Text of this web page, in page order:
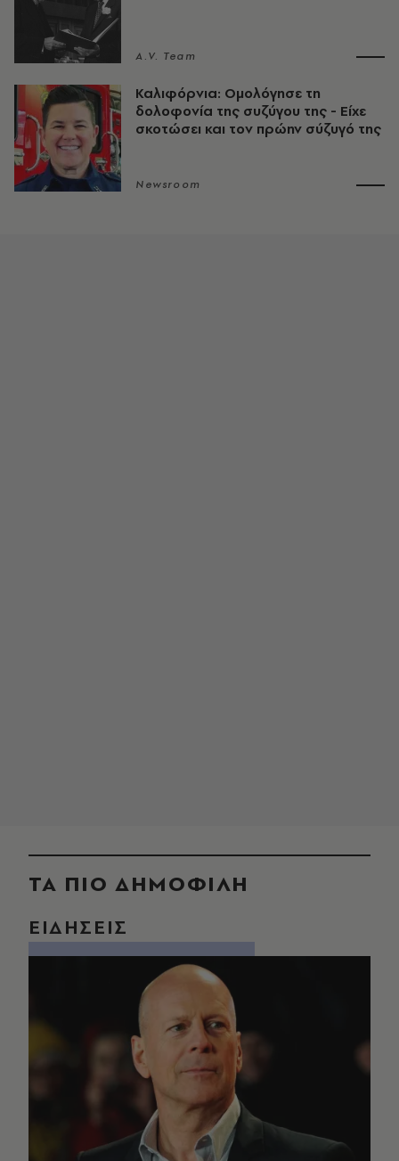
A.V. Team
Καλιφόρνια: Ομολόγησε τη
δολοφονία της συζύγου της - Είχε
σκοτώσει και τον πρώην σύζυγό της
Newsroom
ΤΑ ΠΙΟ ΔΗΜΟΦΙΛΗ
ΕΙΔΗΣΕΙΣ